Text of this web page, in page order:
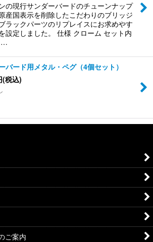
の現行サンダーバードのチューンナップ
産国表示を削除したこだわりのブリッジ
ラックパーツのリプレイスにお求めやす
設定しました。 仕様 クローム セット内
…
バード用メタル・ペグ（4個セット）
(税込)
ご案内